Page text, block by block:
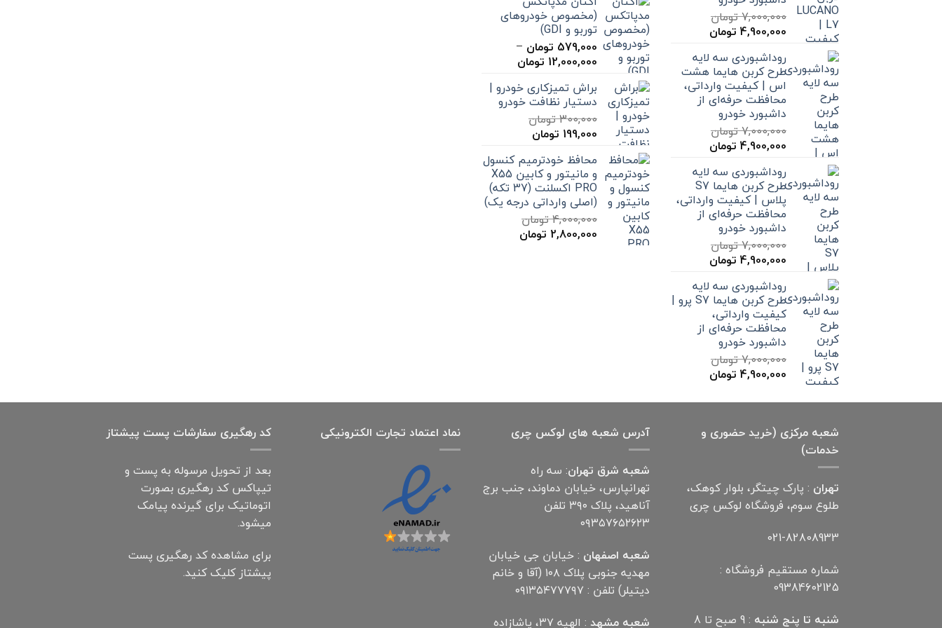
7,000,000تومان
قیمت
7,000,000 تومان
بود.
4,900,000 تومان
4,900,000 تومان
است.
روداشبوردی سه‌ لایه
طرح کربن هایما هشت
اس | کیفیت وارداتی،
محافظت حرفه‌ای از
داشبورد خودرو
7,000,000تومان
قیمت
7,000,000 تومان
بود.
4,900,000 تومان
4,900,000 تومان
است.
روداشبوردی سه‌ لایه
طرح کربن هایما S7
پلاس | کیفیت وارداتی،
محافظت حرفه‌ای از
داشبورد خودرو
7,000,000تومان
قیمت
7,000,000 تومان
بود.
4,900,000 تومان
است.
روداشبوردی سه‌ لایه
طرح کربن هایما S7 پرو |
کیفیت وارداتی،
محافظت حرفه‌ای از
داشبورد خودرو
7,000,000تومان
قیمت
7,000,000 تومان
4,900,000 تومان
4,900,000 تومان
تا
(مخصوص خودروهای
توربو و GDI)
579,000 تومان –
12,000,000 تومان
تا
براش تمیزکاری خودرو |
دستیار نظافت خودرو
300,000تومان
قیمت
300,000 تومان
بود.
199,000 تومان
199,000 تومان
است.
محافظ خودترمیم کنسول
و مانیتور و کابین X55
PRO اکسلنت (37 تکه)
(اصلی وارداتی درجه یک)
4,000,000تومان
قیمت
2,800,000 تومان
شعبه مرکزی (خرید حضوری و
خدمات)
تهران : پارک چیتگر، بلوار کوهک،
طلوع سوم، فروشگاه لوکس چری
021-82808933
شماره مستقیم فروشگاه :
09384602125
شنبه تا پنج شنبه
: 9 صبح تا 8
آدرس شعبه های لوکس چری
شعبه شرق تهران: سه راه
تهرانپارس، خیابان دماوند، جنب برج
آناهید، پلاک ۳۹۰ تلفن
۰۹۳۵۷۶۵۲۶۲۳
شعبه اصفهان : خیابان جی خیابان
مهدیه جنوبی پلاک ۱۰۸ (آقا و خانم
دیتیلر) تلفن : ۰۹۱۳۵۴۷۷۷۹۷
شعبه مشهد
: الهیه ۳۷، پاشازاده
نماد اعتماد تجارت الكترونیكی
کد رهگیری سفارشات پست پیشتاز
بعد از تحویل مرسوله به پست و
تیپاکس کد رهگیری بصورت
اتوماتیک برای گیرنده پیامک
میشود.
برای مشاهده کد رهگیری پست
پیشتاز کلیک کنید.